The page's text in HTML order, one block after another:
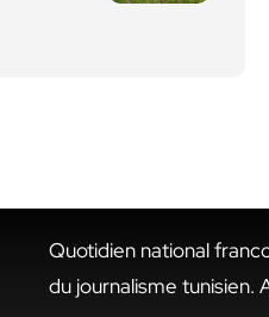
Quotidien national
du journalisme tunisien.